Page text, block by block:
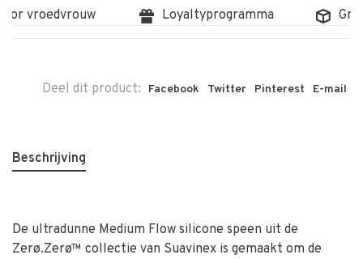
vroedvrouw Loyaltyprogramma
Deel dit product: Facebook Twitter Pinterest E-mail
Beschrijving
De ultradunne Medium Flow silicone speen uit de
Zerø.Zerø™ collectie van Suavinex is gemaakt om de